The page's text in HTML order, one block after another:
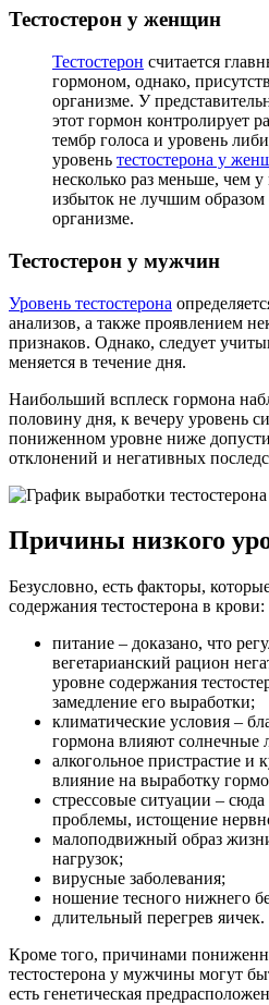
Тестостерон у женщин
Тестостерон считается
гормоном, однако,
организме. У
этот гормон контролирует
тембр голоса и уровень
уровень тестостерона у
несколько раз меньше, чем
избыток не лучшим образом
организме.
Тестостерон у мужчин
Уровень тестостерона
анализов, а также проявлением
признаков. Однако, следует
меняется в течение дня.
Наибольший всплеск гормона
половину дня, к вечеру уровень
пониженном уровне ниже
отклонений и негативных
Причины низкого
Безусловно, есть факторы,
содержания тестостерона в крови:
питание – доказано, что
вегетарианский рацион
уровне содержания
замедление его выработки;
климатические условия –
гормона влияют солнечные
алкогольное пристрастие и
влияние на выработку
стрессовые ситуации –
проблемы, истощение
малоподвижный образ
нагрузок;
вирусные заболевания;
ношение тесного нижнего
длительный перегрев яичек.
Кроме того, причинами
тестостерона у мужчины могут
есть генетическая